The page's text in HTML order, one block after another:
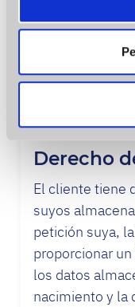
Las cookies de este
el contenido y los
información sobre
nuestros partners
web, quienes
partir del uso que
que puede
utilizar y en el
fácilmente
personal.
Derecho
El cliente tiene
suyos
petición suya,
proporcionar
los datos
nacimiento y la